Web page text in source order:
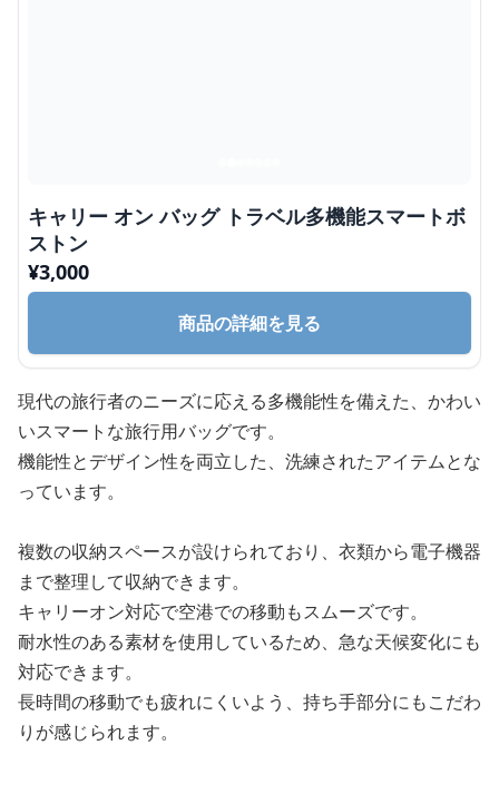
キャリー オン バッグ トラベル多機能スマートボ
ストン
¥3,000
商品の詳細を見る
現代の旅行者のニーズに応える多機能性を備えた、かわい
いスマートな旅行用バッグです。
機能性とデザイン性を両立した、洗練されたアイテムとな
っています。
複数の収納スペースが設けられており、衣類から電子機器
まで整理して収納できます。
キャリーオン対応で空港での移動もスムーズです。
耐水性のある素材を使用しているため、急な天候変化にも
対応できます。
長時間の移動でも疲れにくいよう、持ち手部分にもこだわ
りが感じられます。